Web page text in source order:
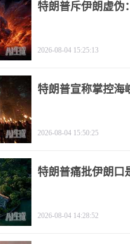
特朗普斥伊朗虚伪
2026-08-04 15:25:13
特朗普宣称掌控海
2026-08-04 15:50:25
特朗普痛批伊朗口
2026-08-04 14:28:52